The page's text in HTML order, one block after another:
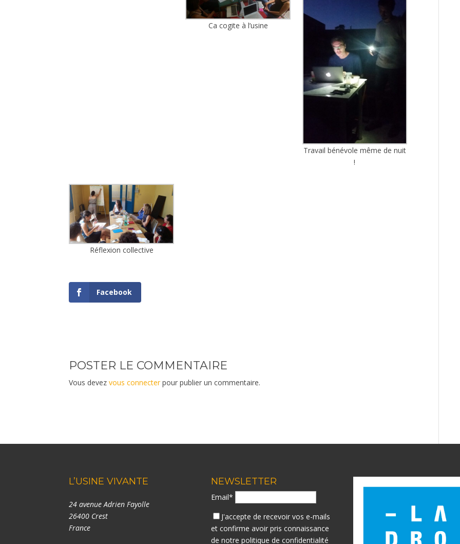
Ca cogite à l’usine
Travail bénévole même de nuit
!
Réflexion collective
Facebook
POSTER LE COMMENTAIRE
Vous devezvous connecterpour publier un commentaire.
L’USINE VIVANTE
24 avenue Adrien Fayolle
26400 Crest
France
NEWSLETTER
Email*
J'accepte de recevoir vos e-mails
et confirme avoir pris connaissance
de notrepolitique de confidentialité